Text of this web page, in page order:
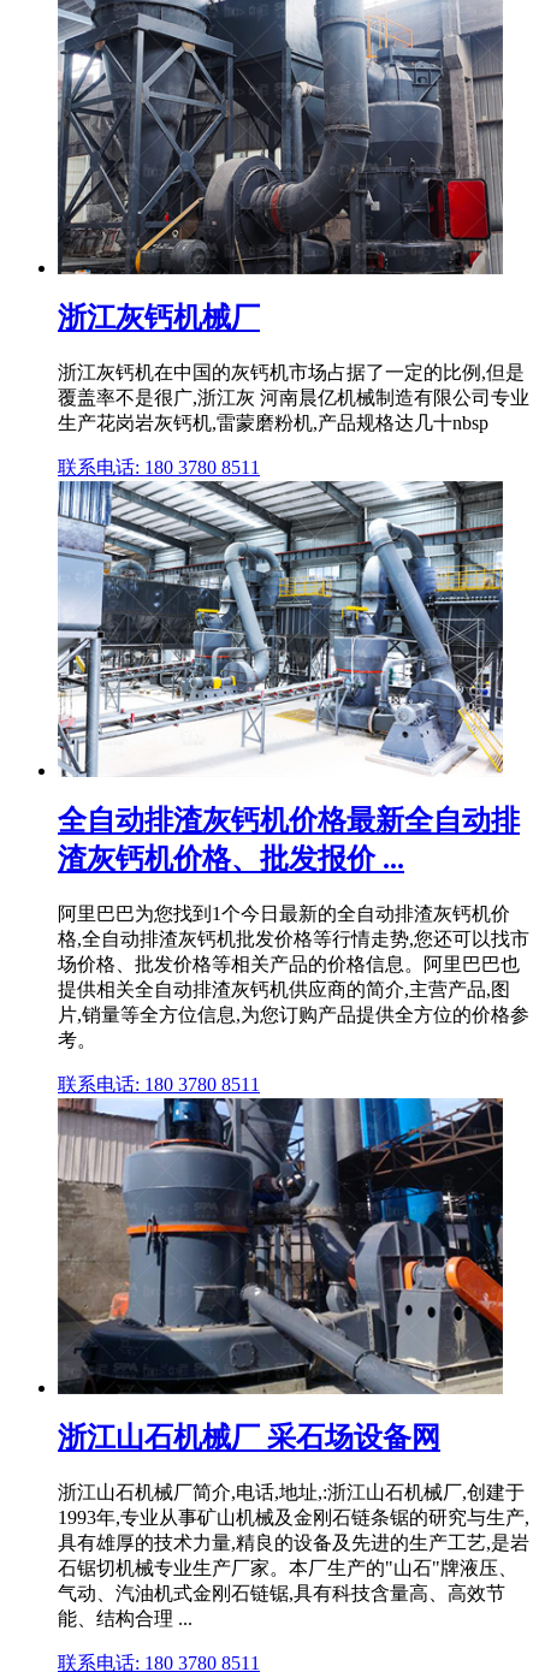
浙江灰钙机械厂
浙江灰钙机在中国的灰钙机市场占据了一定的比例,但是
覆盖率不是很广,浙江灰 河南晨亿机械制造有限公司专业
生产花岗岩灰钙机,雷蒙磨粉机,产品规格达几十nbsp
联系电话: 180 3780 8511
全自动排渣灰钙机价格最新全自动排
渣灰钙机价格、批发报价 ...
阿里巴巴为您找到1个今日最新的全自动排渣灰钙机价
格,全自动排渣灰钙机批发价格等行情走势,您还可以找市
场价格、批发价格等相关产品的价格信息。阿里巴巴也
提供相关全自动排渣灰钙机供应商的简介,主营产品,图
片,销量等全方位信息,为您订购产品提供全方位的价格参
考。
联系电话: 180 3780 8511
浙江山石机械厂 采石场设备网
浙江山石机械厂简介,电话,地址,:浙江山石机械厂,创建于
1993年,专业从事矿山机械及金刚石链条锯的研究与生产,
具有雄厚的技术力量,精良的设备及先进的生产工艺,是岩
石锯切机械专业生产厂家。本厂生产的"山石"牌液压、
气动、汽油机式金刚石链锯,具有科技含量高、高效节
能、结构合理 ...
联系电话: 180 3780 8511